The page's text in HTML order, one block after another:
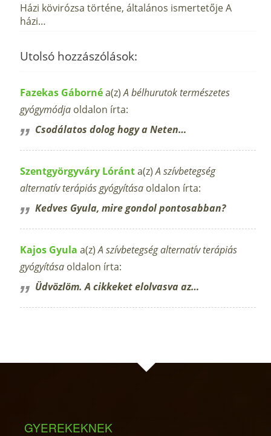
Házi kövirózsa történe, általános ismertetője A
házi…
Utolsó hozzászólások:
Fazekas Gábornéa(z)A bélhurutok természetes
gyógymódja oldalon írta:
Csodálatos dolog hogy a Neten…
Szentgyörgyváry Lóránta(z)A szívbetegség
alternatív terápiás gyógyítása oldalon írta:
Kedves Gyula, mire gondol pontosabban?
Kajos Gyula a(z)A szívbetegség alternatív terápiás
gyógyítása oldalon írta:
Üdvözlöm. A cikkeket elolvasva az…
GYEREKEKNEK